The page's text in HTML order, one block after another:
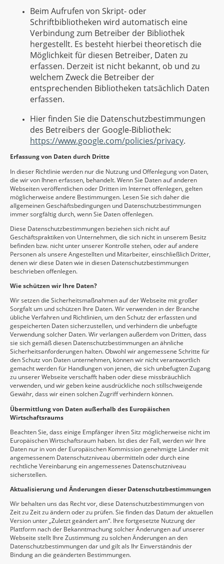
Beim Aufrufen von Skript- oder
Schriftbibliotheken wird automatisch eine
Verbindung zum Betreiber der Bibliothek
hergestellt. Es besteht hierbei theoretisch die
Möglichkeit für diesen Betreiber, Daten zu
erfassen. Derzeit ist nicht bekannt, ob und zu
welchem Zweck die Betreiber der
entsprechenden Bibliotheken tatsächlich Daten
erfassen.
Hier finden Sie die Datenschutzbestimmungen
des Betreibers der Google-Bibliothek:
https://www.google.com/policies/privacy.
Erfassung von Daten durch Dritte
In dieser Richtlinie werden nur die Nutzung und Offenlegung von Daten,
die wir von Ihnen erfassen, behandelt. Wenn Sie Daten auf anderen
Webseiten veröffentlichen oder Dritten im Internet offenlegen, gelten
möglicherweise andere Bestimmungen. Lesen Sie sich daher die
allgemeinen Geschäftsbedingungen und Datenschutzbestimmungen
immer sorgfältig durch, wenn Sie Daten offenlegen.
Diese Datenschutzbestimmungen beziehen sich nicht auf
Geschäftspraktiken von Unternehmen, die sich nicht in unserem Besitz
befinden bzw. nicht unter unserer Kontrolle stehen, oder auf andere
Personen als unsere Angestellten und Mitarbeiter, einschließlich Dritter,
denen wir diese Daten wie in diesen Datenschutzbestimmungen
beschrieben offenlegen.
Wie schützen wir Ihre Daten?
Wir setzen die Sicherheitsmaßnahmen auf der Webseite mit großer
Sorgfalt um und schützen Ihre Daten. Wir verwenden in der Branche
übliche Verfahren und Richtlinien, um den Schutz der erfassten und
gespeicherten Daten sicherzustellen, und verhindern die unbefugte
Verwendung solcher Daten. Wir verlangen außerdem von Dritten, dass
sie sich gemäß diesen Datenschutzbestimmungen an ähnliche
Sicherheitsanforderungen halten. Obwohl wir angemessene Schritte für
den Schutz von Daten unternehmen, können wir nicht verantwortlich
gemacht werden für Handlungen von jenen, die sich unbefugten Zugang
zu unserer Webseite verschafft haben oder diese missbräuchlich
verwenden, und wir geben keine ausdrückliche noch stillschweigende
Gewähr, dass wir einen solchen Zugriff verhindern können.
Übermittlung von Daten außerhalb des Europäischen
Wirtschaftsraums
Beachten Sie, dass einige Empfänger ihren Sitz möglicherweise nicht im
Europäischen Wirtschaftsraum haben. Ist dies der Fall, werden wir Ihre
Daten nur in von der Europäischen Kommission genehmigte Länder mit
angemessenem Datenschutzniveau übermitteln oder durch eine
rechtliche Vereinbarung ein angemessenes Datenschutzniveau
sicherstellen.
Aktualisierung und Änderungen dieser Datenschutzbestimmungen
Wir behalten uns das Recht vor, diese Datenschutzbestimmungen von
Zeit zu Zeit zu ändern oder zu prüfen. Sie finden das Datum der aktuellen
Version unter „Zuletzt geändert am“. Ihre fortgesetzte Nutzung der
Plattform nach der Bekanntmachung solcher Änderungen auf unserer
Webseite stellt Ihre Zustimmung zu solchen Änderungen an den
Datenschutzbestimmungen dar und gilt als Ihr Einverständnis der
Bindung an die geänderten Bestimmungen.